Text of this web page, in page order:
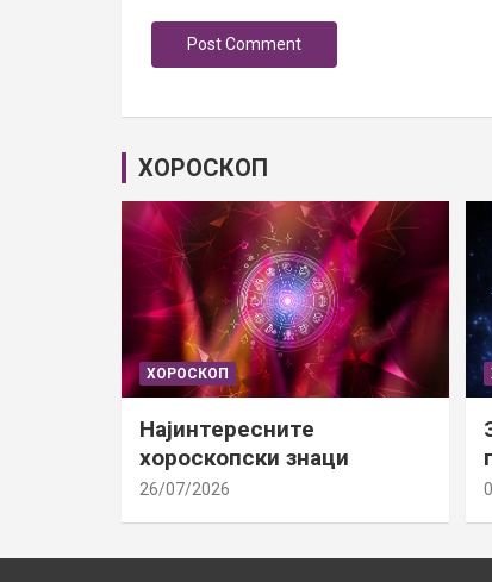
ХОРОСКОП
ХОРОСКОП
Најинтересните
хороскопски знаци
26/07/2026